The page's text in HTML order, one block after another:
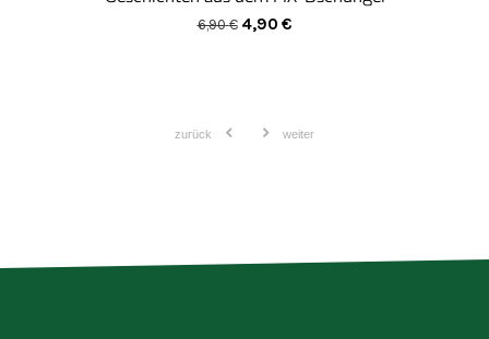
zurück weiter